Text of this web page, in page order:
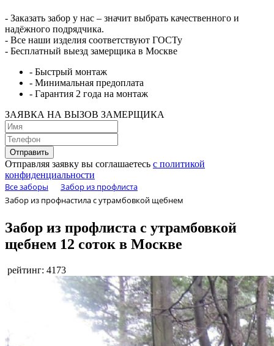
- Заказать забор у нас – значит выбрать качественного и
надёжного подрядчика.
- Все наши изделия соответствуют ГОСТу
- Бесплатный выезд замерщика в Mocквe
- Быстрый монтаж
- Минимальная предоплата
- Гарантия 2 года на монтаж
ЗАЯВКА НА ВЫЗОВ ЗАМЕРЩИКА
Отправляя заявку вы соглашаетесь с политикой
конфиденциальности
Все заборы
Забор из профлиста
Забор из профнастила с утрамбовкой щебнем
Забор из профлиста с утрамбовкой
щебнем 12 соток в Mocквe
рейтинг: 4173